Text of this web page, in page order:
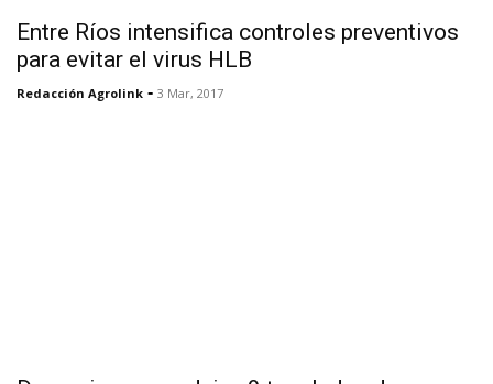
Entre Ríos intensifica controles preventivos
para evitar el virus HLB
Redacción Agrolink - 3 Mar, 2017